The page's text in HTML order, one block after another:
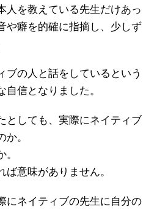
人を教えている先生だけあっ
や癖を的確に指摘し、少しず
ブの人と話をしているという
自信となりました。
としても、実際にネイティブ
。
ば意味がありません。
にネイティブの先生に自分の